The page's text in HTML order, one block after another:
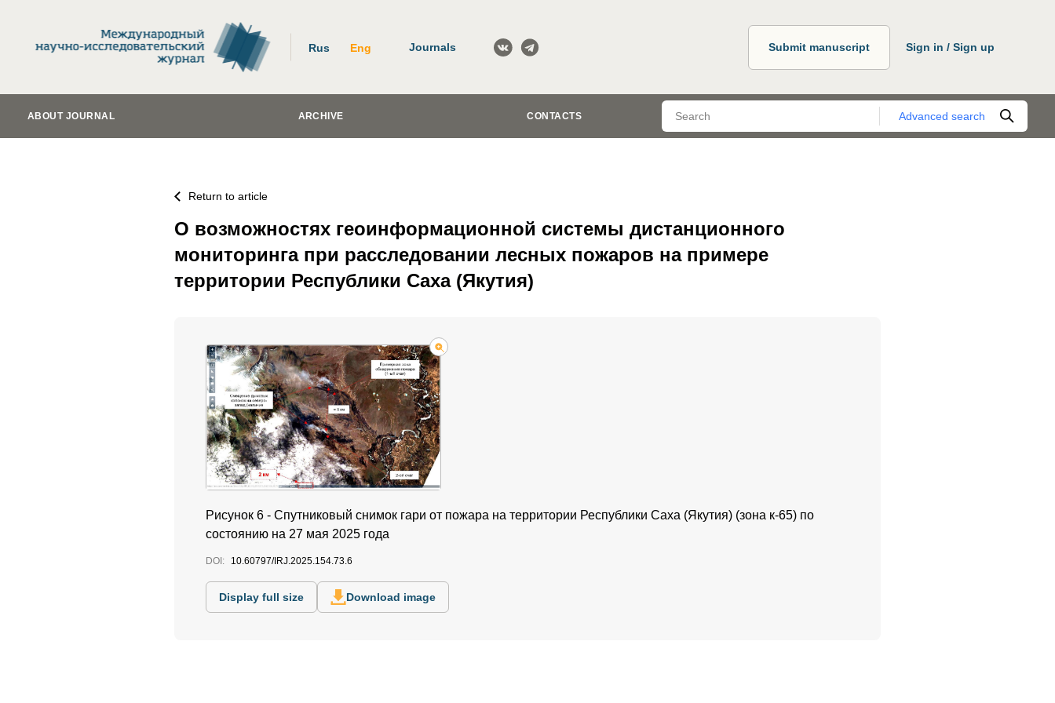
Rus Eng Journals Submit manuscript Sign in / Sign up
ABOUT JOURNAL ARCHIVE CONTACTS Advanced search
Return to article
О возможностях геоинформационной системы дистанционного
мониторинга при расследовании лесных пожаров на примере
территории Республики Саха (Якутия)
Рисунок 6 - Спутниковый снимок гари от пожара на территории Республики Саха (Якутия) (зона к-65) по
состоянию на 27 мая 2025 года
DOI: 10.60797/IRJ.2025.154.73.6
Display full size Download image